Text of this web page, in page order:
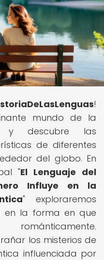
!
mundo de la
y descubre las
de diferentes
del globo. En
"El Lenguaje del
Influye en la
" exploraremos
en la forma en que
los misterios de
influenciada por